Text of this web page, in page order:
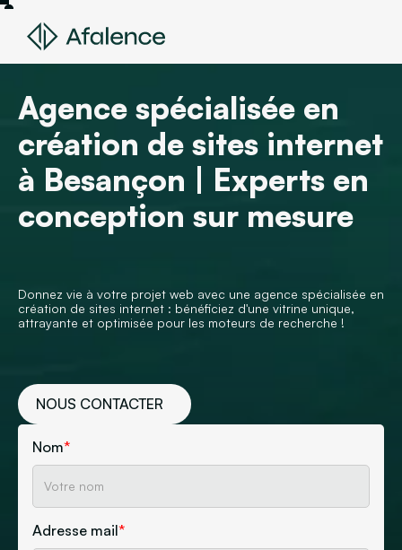
Agence spécialisée en
création de sites internet
à Besançon | Experts en
conception sur mesure
Donnez vie à votre projet web avec une agence spécialisée en
création de sites internet : bénéficiez d'une vitrine unique,
attrayante et optimisée pour les moteurs de recherche !
NOUS CONTACTER
Nom*
Adresse mail*